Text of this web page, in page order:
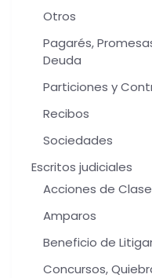
Otros
Pagarés,
Deuda
Particiones y
Recibos
Sociedades
Escritos judiciales
Acciones de Clase
Amparos
Beneficio de
Concursos,